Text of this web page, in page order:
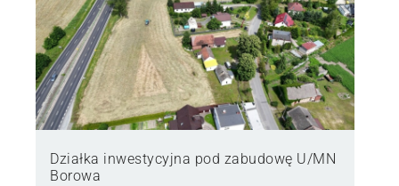
Działka inwestycyjna pod zabudowę U/MN
Borowa